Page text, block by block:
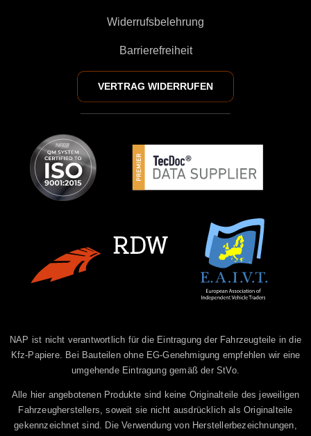
Widerrufsbelehrung
Barrierefreiheit
VERTRAG WIDERRUFEN
NAP ist nicht verantwortlich für die Eintragung der Fahrzeugteile in die
Kfz-Papiere. Bei Bauteilen ohne EG-Genehmigung empfehlen wir eine
umgehende Eintragung gemäß der StVo.
Alle hier angebotenen Produkte sind keine Originalteile des jeweiligen
Fahrzeugherstellers, soweit sie nicht ausdrücklich als Originalteile
gekennzeichnet sind. Die Verwendung von Herstellerbezeichnungen,